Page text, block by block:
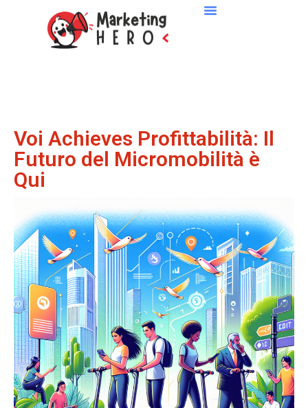
Voi Achieves Profittabilità: Il
Futuro del Micromobilità è
Qui